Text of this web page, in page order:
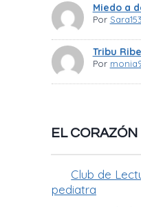
Miedo a
Por
Tribu
Por
EL
Club de
pediatra